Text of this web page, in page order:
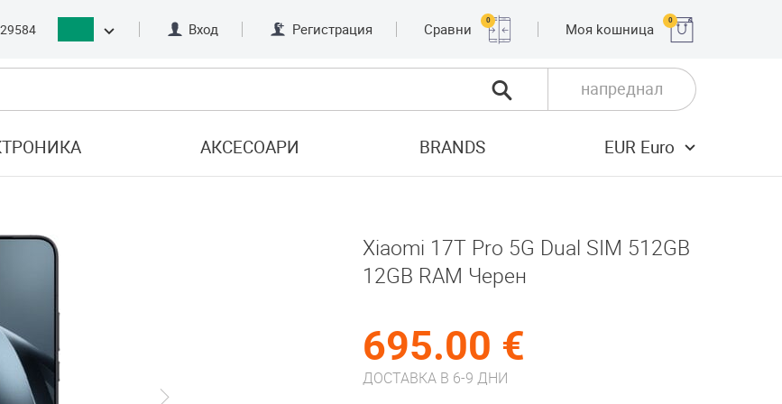
Вход Регистрация Сравни
0
Moя kошница
0
напреднал
АКСЕСОАРИ BRANDS EUR Euro
Xiaomi 17T Pro 5G Dual SIM 512GB
12GB RAM Черен
695.00 €
ДОСТАВКА В 6-9 ДНИ